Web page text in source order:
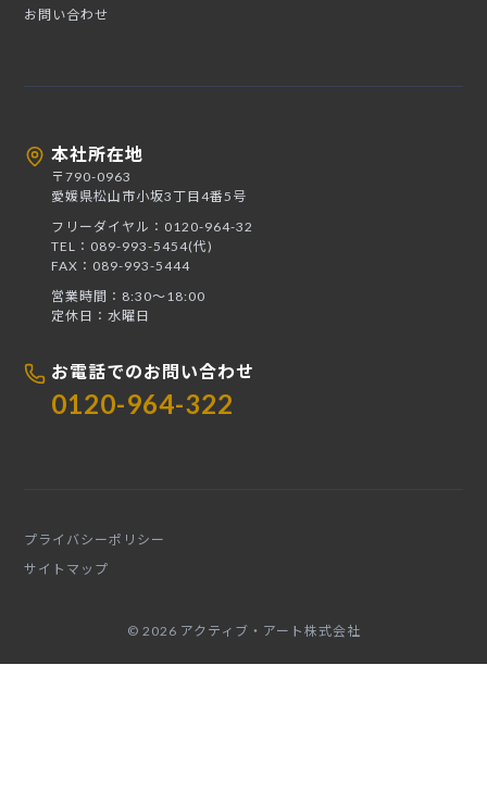
お問い合わせ
本社所在地
〒790-0963
愛媛県松山市小坂3丁目4番5号
フリーダイヤル：0120-964-32
TEL：089-993-5454(代)
FAX：089-993-5444
営業時間：8:30〜18:00
定休日：水曜日
お電話でのお問い合わせ
0120-964-322
プライバシーポリシー
サイトマップ
© 2026 アクティブ・アート株式会社